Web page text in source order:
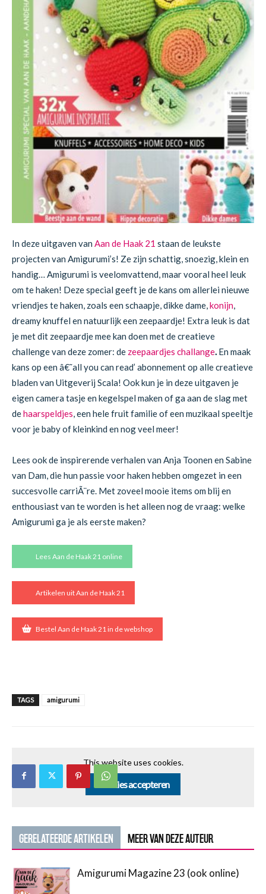
In deze uitgaven van Aan de Haak 21 staan de leukste
projecten van Amigurumi’s! Ze zijn schattig, snoezig, klein en
handig… Amigurumi is veelomvattend, maar vooral heel leuk
om te haken! Deze special geeft je de kans om allerlei nieuwe
vriendjes te haken, zoals een schaapje, dikke dame, konijn
dreamy knuffel en natuurlijk een zeepaardje! Extra leuk is dat
je met dit zeepaardje mee kan doen met de creatieve
challenge van deze zomer: de zeepaardjes challange. En maak
kans op een â€˜all you can read’ abonnement op alle creatieve
bladen van Uitgeverij Scala! Ook kun je in deze uitgaven je
eigen camera tasje en kegelspel maken of ga aan de slag met
dehaarspeldjes , een hele fruit familie of een muzikaal speeltje
voor je baby of kleinkind en nog veel meer!
Lees ook de inspirerende verhalen van Anja Toonen en Sabine
van Dam, die hun passie voor haken hebben omgezet in een
succesvolle carriÃ¨re. Met zoveel mooie items om blij en
enthousiast van te worden is het alleen nog de vraag: welke
Amigurumi ga je als eerste maken?
Lees Aan de Haak 21 online
Artikelen uit Aan de Haak 21
Bestel Aan de Haak 21 in de webshop
TAGS amigurumi
This website uses cookies.
Cookies accepteren
GERELATEERDE ARTIKELEN MEER VAN DEZE AUTEUR
Amigurumi Magazine 23 (ook online)